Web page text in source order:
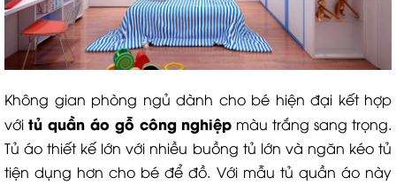
Không gian phòng ngủ dành cho bé hiện đại kết hợp
với tủ quần áo gỗ công nghiệp màu trắng sang trọng.
Tủ áo thiết kế lớn với nhiều buồng tủ lớn và ngăn kéo tủ
tiện dụng hơn cho bé để đồ. Với mẫu tủ quần áo này